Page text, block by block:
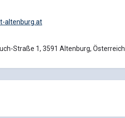
altenburg.at
Straße 1, 3591 Altenburg, Österreich